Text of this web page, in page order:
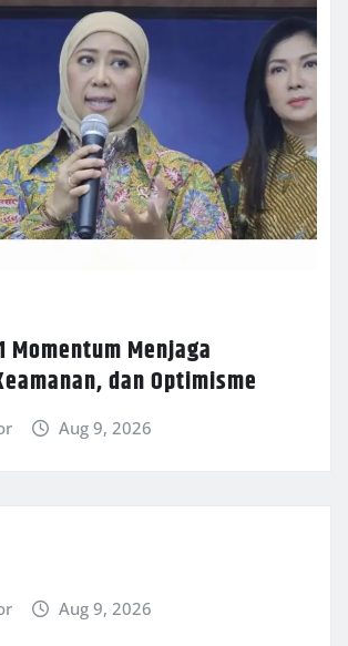
Momentum Menjaga
dan Optimisme
Aug 9, 2026
Aug 9, 2026